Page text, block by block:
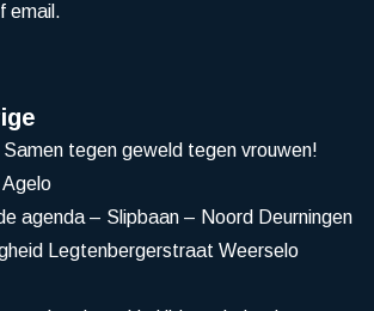
email.
tegen geweld tegen vrouwen!
Agelo
agenda – Slipbaan – Noord Deurningen
Legtenbergerstraat Weerselo